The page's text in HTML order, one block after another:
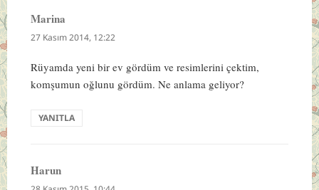
Marina
ki:
27 Kasım 2014, 12:22
Rüyamda yeni bir ev gördüm ve resimlerini çektim,
komşumun oğlunu gördüm. Ne anlama geliyor?
YANITLA
Harundedi
ki: